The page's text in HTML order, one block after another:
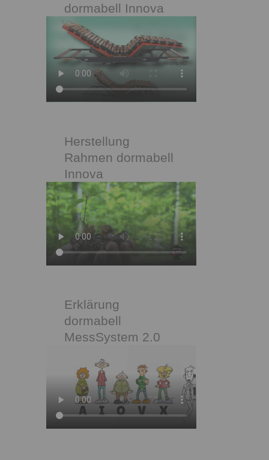
dormabell Innova
Herstellung
Rahmen dormabell
Innova
Erklärung
dormabell
MessSystem 2.0